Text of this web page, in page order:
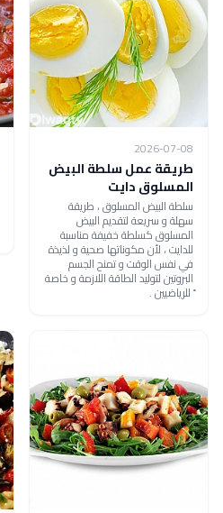
2026-07-08
طريقة عمل سلطة البيض
المسلوق دايت
سلطة البيض المسلوق ، طريقة
سهلة و سريعة لتقديم البيض
المسلوق كسلطة خفيفة مناسبة
للدايت ، لأن مكوناتها صحية و لذيذة
في نفس الوقت و تمنح الجسم
البروتين لتوليد الطاقة اللازمة و خاصة
ً للرياضيين .